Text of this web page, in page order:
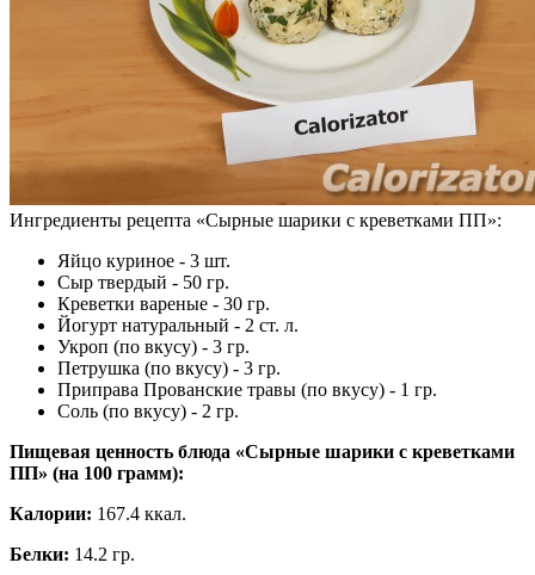
Ингредиенты рецепта «Сырные шарики с креветками ПП»:
Яйцо куриное - 3 шт.
Сыр твердый - 50 гр.
Креветки вареные - 30 гр.
Йогурт натуральный - 2 ст. л.
Укроп (по вкусу) - 3 гр.
Петрушка (по вкусу) - 3 гр.
Приправа Прованские травы (по вкусу) - 1 гр.
Соль (по вкусу) - 2 гр.
Пищевая ценность блюда «Сырные шарики с креветками
ПП» (на 100 грамм):
Калории: 167.4 ккал.
Белки: 14.2 гр.